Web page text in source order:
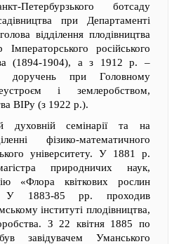
Петербурзького ботсаду
при Департаменті
відділення плодівництва
російського
(1894-1904), а з 1912 р. –
доручень при Головному
і землеробством,
ВІРу (з 1922 р.).
духовній семінарії та на
фізико-математичного
університету. У 1881 р.
природничих наук,
«Флора квіткових рослин
У 1883-85 рр. проходив
інституті плодівництва,
З 22 квітня 1885 по
завідувачем Уманського